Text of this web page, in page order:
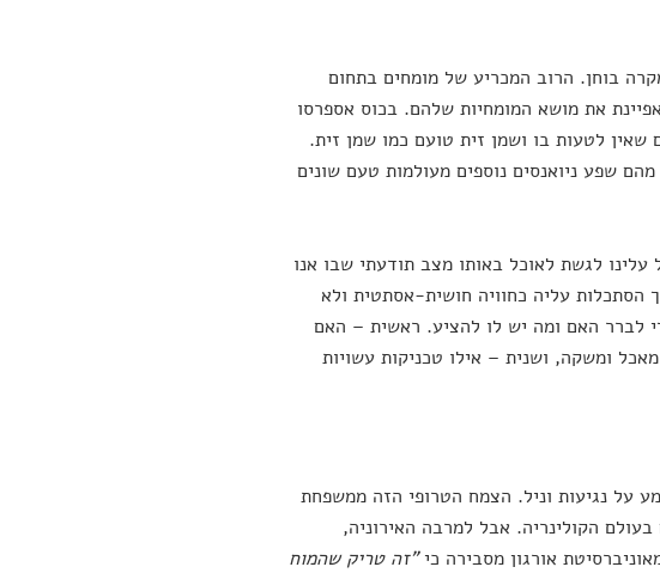
בוחן. הרוב המכריע של מומחים בתחום
את מושא המומחיות שלהם. בכוס אספרסו
לטעות בו ושמן זית טועם כמו שמן זית.
שפע ניואנסים נוספים מעולמות טעם שונים
לגשת לאוכל באותו מצב תודעתי שבו אנו
הסתכלות עליה כחוויה חושית-אסתטית ולא
לברר האם ומה יש לו להציע. ראשית – האם
ומשקה, ושנית – אילו טכניקות עשויות
על נגיעות וניל. הצמח הטרופי הזה ממשפחת
הקולינריה. אבל למרבה האירוניה,
אורגון מסבירה כי"זה טריק שהמוח